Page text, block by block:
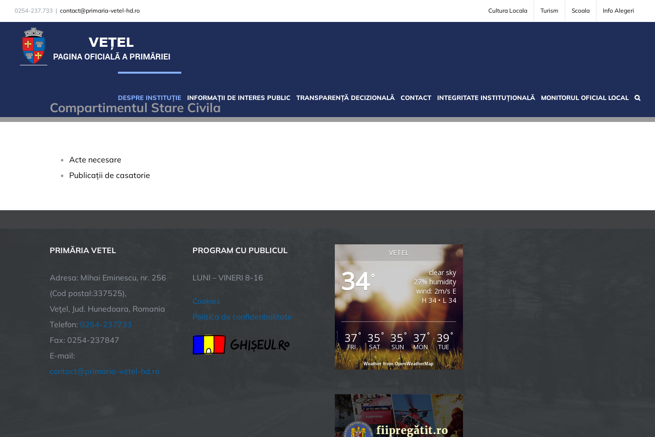
Skip
to
content
0254-237.733 | contact@primaria-vetel-hd.ro Cultura Locala Turism Scoala Info Alegeri
DESPRE INSTITUȚIE INFORMAȚII DE INTERES PUBLIC TRANSPARENȚĂ DECIZIONALĂ CONTACT INTEGRITATE INSTITUȚIONALĂ MONITORUL OFICIAL LOCAL
Compartimentul Stare Civila
Acte necesare
Publicații de casatorie
PRIMĂRIA VETEL
Adresa: Mihai Eminescu, nr. 256
(Cod postal:337525),
Veţel, Jud. Hunedoara, Romania
Telefon: 0254-237733
Fax: 0254-237847
E-mail:
contact@primaria-vetel-hd.ro
PROGRAM CU PUBLICUL
LUNI – VINERI 8-16
Cookies
Politica de confidentialitate
VETEL
34°
clear sky
27% humidity
wind: 2m/s E
H 34 • L 34
37°
FRI
35°
SAT
35°
SUN
37°
MON
39°
TUE
Weather from OpenWeatherMap